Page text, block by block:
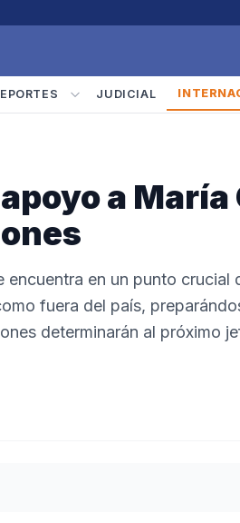
JUDICIAL
a
encuentra en un punto crucial
fuera del país,
determinarán al próximo